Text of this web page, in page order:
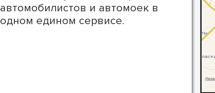
автомобилистов и автомоек в
одном едином сервисе.